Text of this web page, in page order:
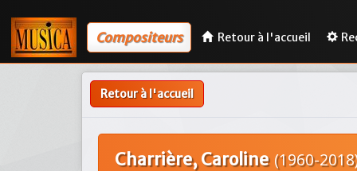
Compositeurs Retour à l'accueil
Retour à l'accueil
Charrière, Caroline (1960-